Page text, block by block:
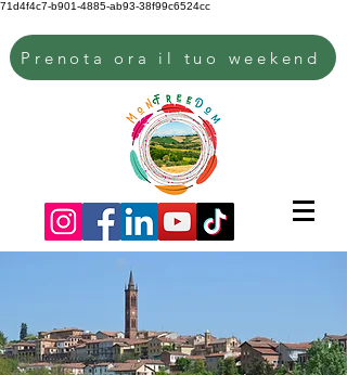
71d4f4c7-b901-4885-ab93-38f99c6524cc
Prenota ora il tuo weekend